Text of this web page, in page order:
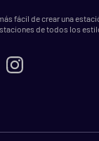
fácil de crear una
de todos los